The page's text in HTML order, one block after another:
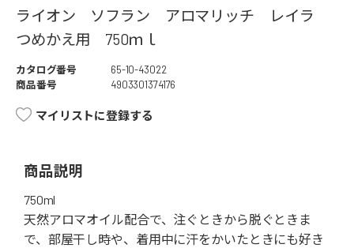
ライオン ソフラン アロマリッチ レイラ
つめかえ用 750ｍｌ
カタログ番号
65-10-43022
商品番号
4903301374176
マイリストに登録する
商品説明
750ml
天然アロマオイル配合で、注ぐときから脱ぐときま
で、部屋干し時や、着用中に汗をかいたときにも好き